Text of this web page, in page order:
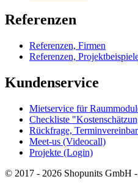
Referenzen
Referenzen, Firmen
Referenzen,
Kundenservice
Mietservice für
Checkliste
Rückfrage,
Meet-us (Videocall)
Projekte (Login)
© 2017 - 2026 Shopunits GmbH